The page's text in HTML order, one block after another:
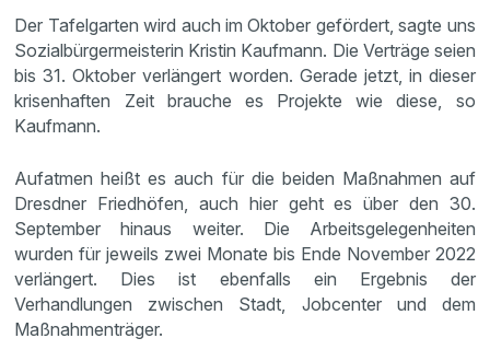
Der Tafelgarten wird auch im Oktober gefördert, sagte uns
Sozialbürgermeisterin Kristin Kaufmann. Die Verträge seien
bis 31. Oktober verlängert worden. Gerade jetzt, in dieser
krisenhaften Zeit brauche es Projekte wie diese, so
Kaufmann.
Aufatmen heißt es auch für die beiden Maßnahmen auf
Dresdner Friedhöfen, auch hier geht es über den 30.
September hinaus weiter. Die Arbeitsgelegenheiten
wurden für jeweils zwei Monate bis Ende November 2022
verlängert. Dies ist ebenfalls ein Ergebnis der
Verhandlungen zwischen Stadt, Jobcenter und dem
Maßnahmenträger.